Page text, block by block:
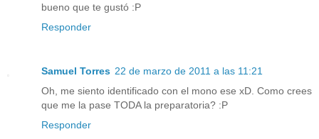
bueno que te gustó :P
Responder
Samuel Torres 22 de marzo de 2011 a las 11:21
Oh, me siento identificado con el mono ese xD. Como crees
que me la pase TODA la preparatoria? :P
Responder